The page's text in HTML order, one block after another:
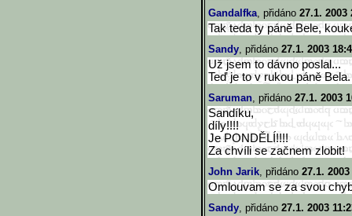
Gandalfka, přidáno 27.1. 2003
Tak teda ty páně Bele,
Sandy, přidáno 27.1. 2003
Už jsem to dávno poslal...
Teď je to v rukou páně Bela.
Saruman, přidáno 27.1. 2003
Sandíku,
díly!!!!
Je PONDĚLÍ!!!!
Za chvíli se začnem zlobit!
John Jarik, přidáno 27.1.
Omlouvam se za svou
Sandy, přidáno 27.1. 2003